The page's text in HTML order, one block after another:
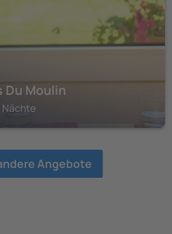
Du Moulin
Nächte
Angebote